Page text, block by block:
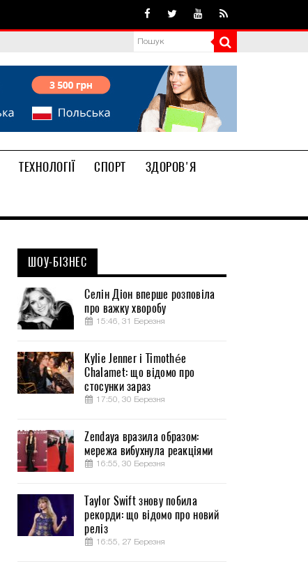
ТЕХНОЛОГІЇ СПОРТ
ЗДОРОВ'Я
ШОУ-БІЗНЕС
Селін Діон вперше розповіла
про важку хворобу
15:46, 31 Березня
Kylie Jenner і Timothée
Chalamet: що відомо про
стосунки зараз
17:50, 30 Березня
Zendaya вразила образом:
мережа вибухнула реакціями
16:55, 30 Березня
Taylor Swift знову побила
рекорди: що відомо про новий
реліз
16:55, 27 Березня